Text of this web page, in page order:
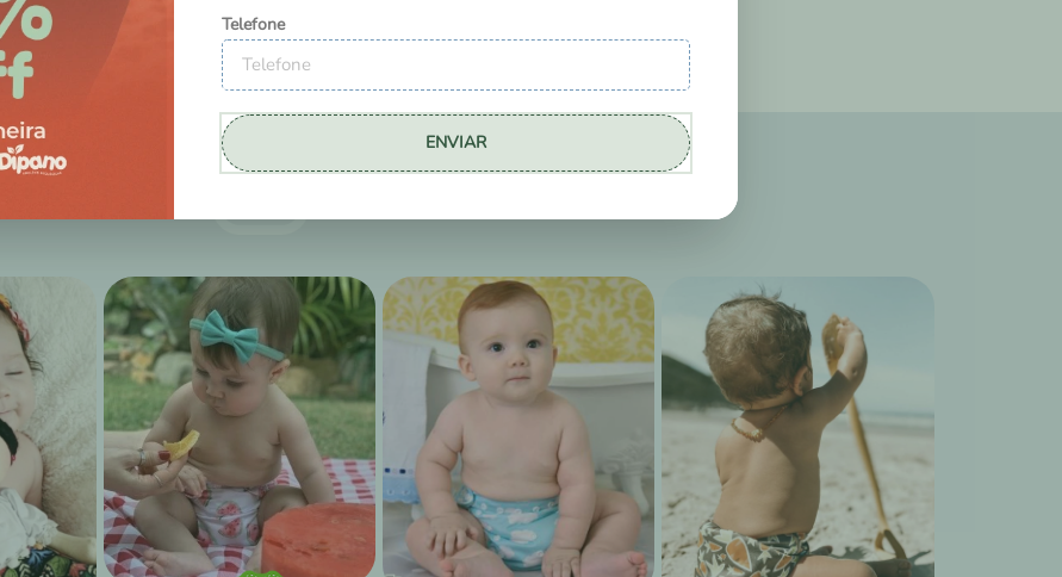
Telefone
ENVIAR
DICAS E NOVIDADES